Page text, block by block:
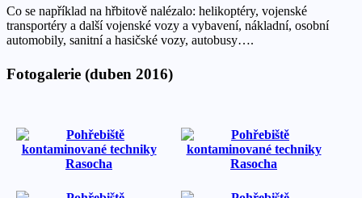
Co se například na hřbitově nalézalo: helikoptéry, vojenské
transportéry a další vojenské vozy a vybavení, nákladní, osobní
automobily, sanitní a hasičské vozy, autobusy….
Fotogalerie (duben 2016)